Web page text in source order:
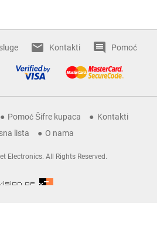
Kontakti Pomoć
Pomoć Šifre kupaca
Kontakti
lista
O nama
Electronics. All Rights Reserved.